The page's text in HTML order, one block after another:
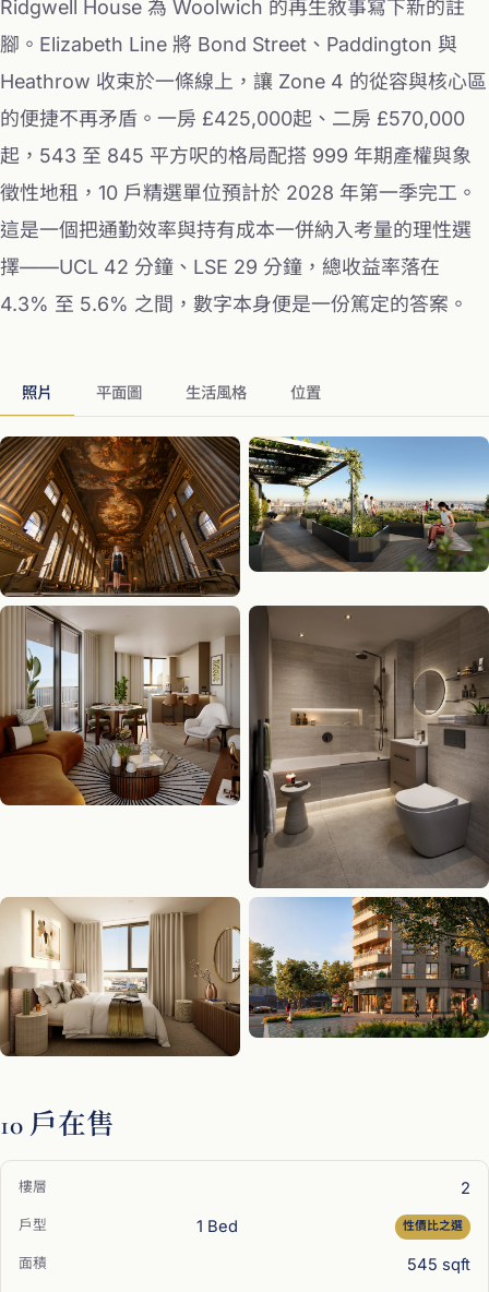
Ridgwell House 為 Woolwich 的再生敘事寫下新的註
腳。Elizabeth Line 將 Bond Street、Paddington 與
Heathrow 收束於一條線上，讓 Zone 4 的從容與核心區
的便捷不再矛盾。一房 £425,000起、二房 £570,000
起，543 至 845 平方呎的格局配搭 999 年期產權與象
徵性地租，10 戶精選單位預計於 2028 年第一季完工。
這是一個把通勤效率與持有成本一併納入考量的理性選
擇——UCL 42 分鐘、LSE 29 分鐘，總收益率落在
4.3% 至 5.6% 之間，數字本身便是一份篤定的答案。
照片 平面圖 生活風格 位置
10 戶在售
2
1 Bed
性價比之選
545 sqft